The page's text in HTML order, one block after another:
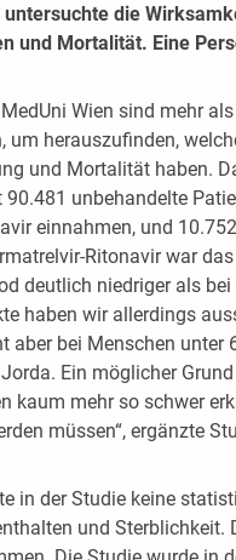
untersuchte die
und Mortalität. Eine
Wien sind mehr
um herauszufinden,
und Mortalität haben.
unbehandelte
einnahmen, und
Ritonavir war
deutlich niedriger als
haben wir allerdings
aber bei Menschen unter
Ein möglicher
kaum mehr so schwer
müssen“, ergänzte
in der Studie keine
und Sterblichkeit.